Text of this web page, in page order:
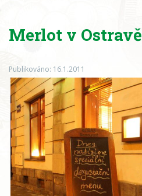
Merlot v Ostravě
Publikováno: 16.1.2011